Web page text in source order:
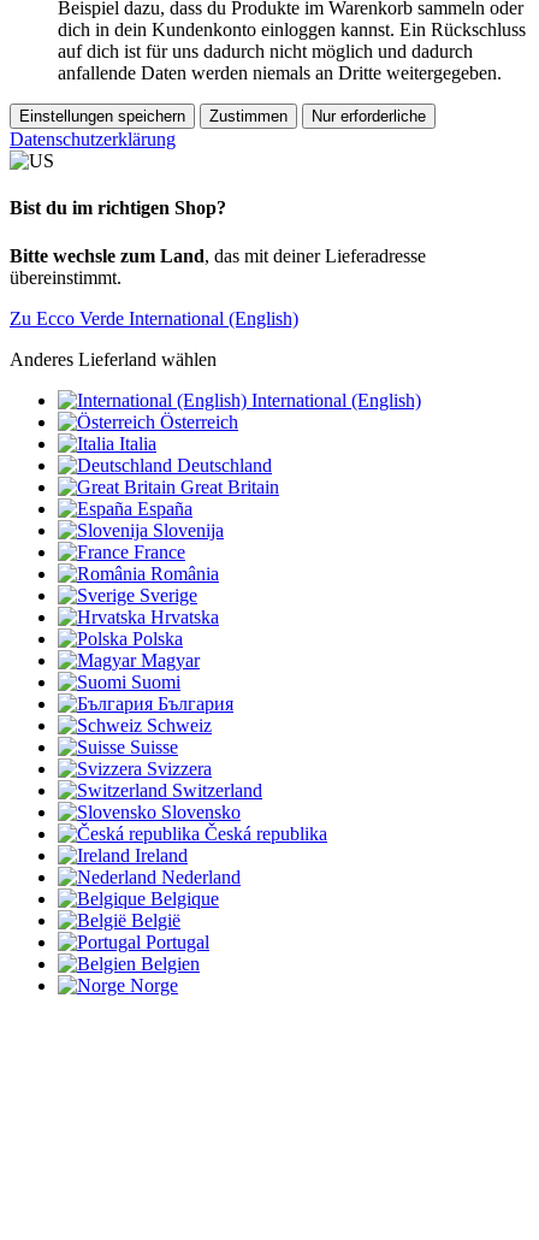
Beispiel dazu, dass du Produkte im Warenkorb sammeln oder
dich in dein Kundenkonto einloggen kannst. Ein Rückschluss
auf dich ist für uns dadurch nicht möglich und dadurch
anfallende Daten werden niemals an Dritte weitergegeben.
Einstellungen speichern Zustimmen Nur erforderliche
Datenschutzerklärung
Bist du im richtigen Shop?
Bitte wechsle zum Land, das mit deiner Lieferadresse
übereinstimmt.
Zu Ecco Verde International (English)
Anderes Lieferland wählen
International (English)
Österreich
Italia
Deutschland
Great Britain
España
Slovenija
France
România
Sverige
Hrvatska
Polska
Magyar
Suomi
България
Schweiz
Suisse
Svizzera
Switzerland
Slovensko
Česká republika
Ireland
Nederland
Belgique
België
Portugal
Belgien
Norge